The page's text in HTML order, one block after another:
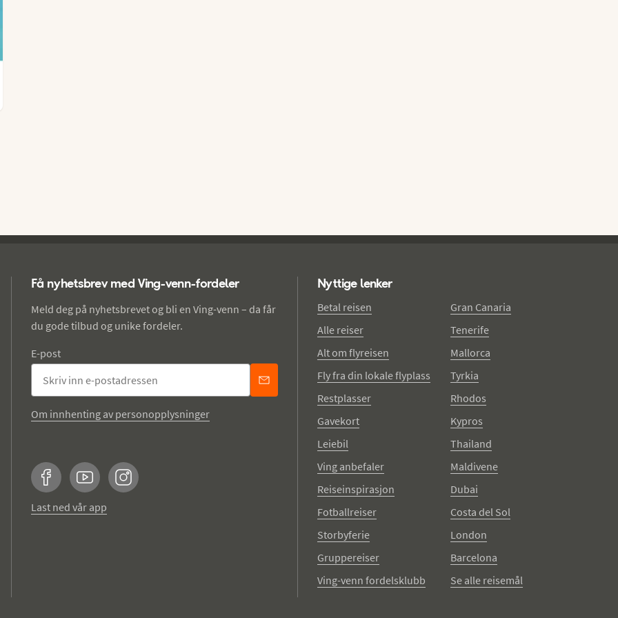
Få nyhetsbrev med Ving-venn-fordeler
Meld deg på nyhetsbrevet og bli en Ving-venn – da får
du gode tilbud og unike fordeler.
E-post
Om innhenting av personopplysninger
FacebookYouTubeInstagram
Last ned vår app
Nyttige lenker
Betal reisen
Alle reiser
Alt om flyreisen
Fly fra din lokale flyplass
Restplasser
Gavekort
Leiebil
Ving anbefaler
Reiseinspirasjon
Fotballreiser
Storbyferie
Gruppereiser
Ving-venn fordelsklubb
Gran Canaria
Tenerife
Mallorca
Tyrkia
Rhodos
Kypros
Thailand
Maldivene
Dubai
Costa del Sol
London
Barcelona
Se alle reisemål